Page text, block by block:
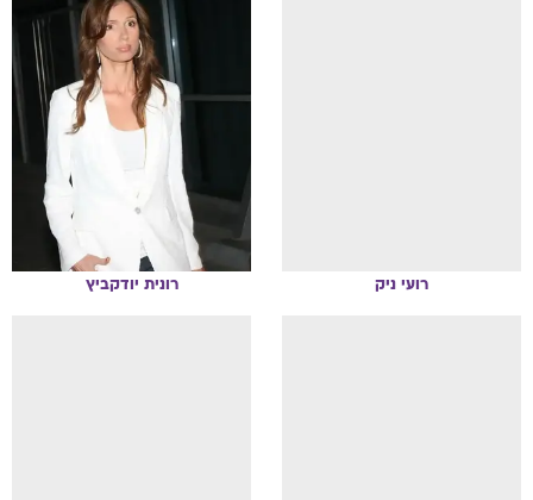
רועי ניק רונית יודקביץ